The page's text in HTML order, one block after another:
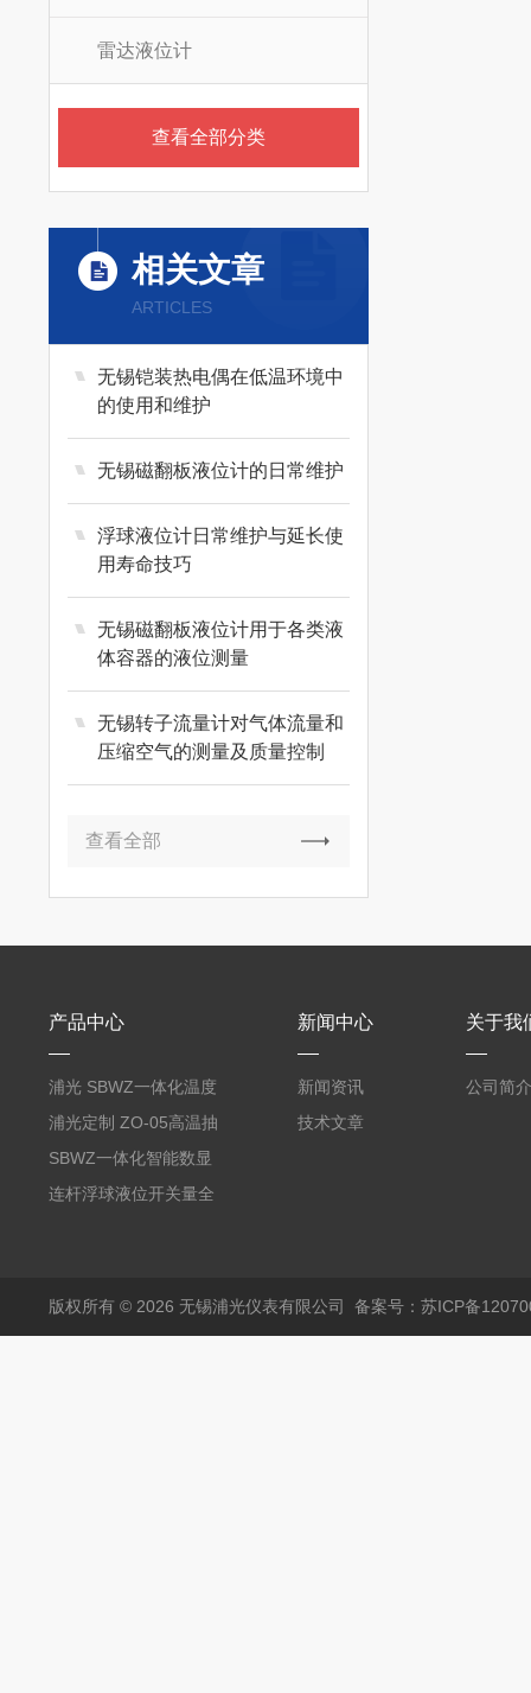
雷达液位计
查看全部分类
相关文章
ARTICLES
无锡铠装热电偶在低温环境中
的使用和维护
无锡磁翻板液位计的日常维护
浮球液位计日常维护与延长使
用寿命技巧
无锡磁翻板液位计用于各类液
体容器的液位测量
无锡转子流量计对气体流量和
压缩空气的测量及质量控制
查看全部
产品中心
浦光 SBWZ一体化温度
变送器传感器 防爆热电
阻PT100 数显远传4-
20mA2
浦光定制 ZO-05高温抽
气式氧化锆分析仪 防爆
耐腐蚀检测仪
SBWZ一体化智能数显
温度变送器传感器防爆
连杆浮球液位开关量全
新闻中心
新闻资讯
技术文章
关于我
公司简介
版权所有 © 2026 无锡浦光仪表有限公司 备案号：苏ICP备